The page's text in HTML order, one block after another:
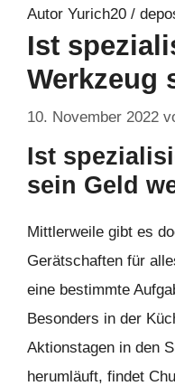
Autor Yurich20 /
Ist
Werkzeug
10. November 2022
Ist
sein Geld
Mittlerweile gibt es
Gerätschaften für
eine bestimmte
Besonders in der
Aktionstagen in den
herumläuft, findet